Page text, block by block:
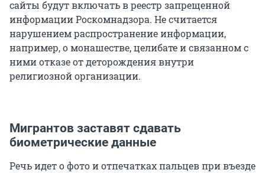
сайты будут включать в реестр запрещенной
информации Роскомнадзора. Не считается
нарушением распространение информации,
например, о монашестве, целибате и связанном с
ними отказе от деторождения внутри
религиозной организации.
Мигрантов заставят сдавать
биометрические данные
Речь идет о фото и отпечатках пальцев при въезде